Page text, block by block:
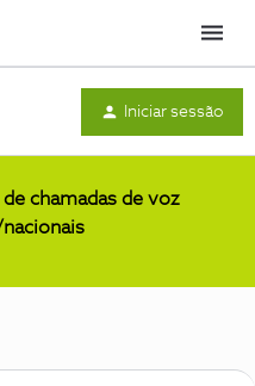
Menu
Iniciar sessão
chamadas de voz